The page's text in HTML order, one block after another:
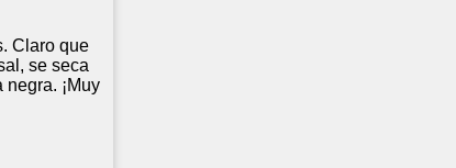
Claro que
se seca
¡Muy